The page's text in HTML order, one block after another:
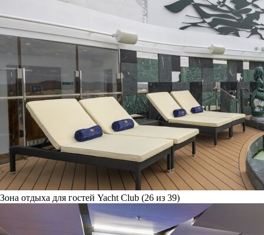
Зона отдыха для гостей Yacht Club (26 из 39)